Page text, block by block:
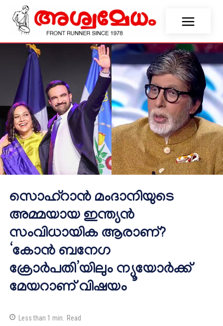
സൊഹ്‌റാൻ മംദാനിയുടെ
അമ്മയായ ഇന്ത്യൻ
സംവിധായിക ആരാണ്?
‘കോൻ ബനേഗ
ക്രോർപതി’യിലും ന്യൂയോർക്ക്
മേയറാണ് വിഷയം
Less than 1 min. Read